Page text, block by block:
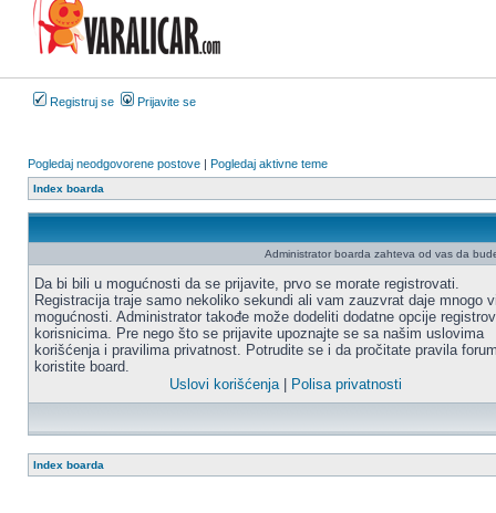
Registruj se Prijavite se
Pogledaj neodgovorene postove | Pogledaj aktivne teme
Index boarda
Administrator boarda zahteva od vas da
Da bi bili u mogućnosti da se prijavite, prvo se morate registrovati.
Registracija traje samo nekoliko sekundi ali vam zauzvrat daje mnogo
mogućnosti. Administrator takođe može dodeliti dodatne opcije
korisnicima. Pre nego što se prijavite upoznajte se sa našim uslovima
korišćenja i pravilima privatnost. Potrudite se i da pročitate pravila
koristite board.
Uslovi korišćenja| Polisa privatnosti
Index boarda